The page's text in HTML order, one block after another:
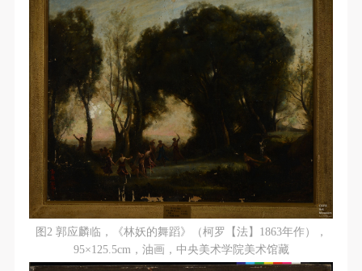
图2 郭应麟临，《林妖的舞蹈》（柯罗【法】1863年作），
95×125.5cm，油画，中央美术学院美术馆藏
有关规定，为明确肖像许可方（甲方）和使用方（乙
方）的权利义务关系，经双方友好协商，甲乙双方就
带有甲方肖像的作品的使用达成如下一致协议：
一、 一般约定
（1）、甲方为本协议中的肖像权人，自愿将自己的
肖像权许可乙方作符合本协议约定和法律规定的用
途。
（2）、乙方中央美术学院美术馆是一所具有标志
性、专业性、国际化的现代公共美术馆。中央美术学
院美术馆与时代同行，努力塑造一个开放、自由、学
术的空间氛围，竭诚与各单位、企业、机构、艺术家
和观众进行良好互动。以学院的学术研究为基础，积
有关规定，为明确肖像许可方（甲方）和使用方（乙
方）的权利义务关系，经双方友好协商，甲乙双方就
带有甲方肖像的作品的使用达成如下一致协议：
一、 一般约定
（1）、甲方为本协议中的肖像权人，自愿将自己的
肖像权许可乙方作符合本协议约定和法律规定的用
途。
（2）、乙方中央美术学院美术馆是一所具有标志
性、专业性、国际化的现代公共美术馆。中央美术学
院美术馆与时代同行，努力塑造一个开放、自由、学
术的空间氛围，竭诚与各单位、企业、机构、艺术家
和观众进行良好互动。以学院的学术研究为基础，积
有关规定，为明确肖像许可方（甲方）和使用方（乙
方）的权利义务关系，经双方友好协商，甲乙双方就
带有甲方肖像的作品的使用达成如下一致协议：
一、 一般约定
（1）、甲方为本协议中的肖像权人，自愿将自己的
肖像权许可乙方作符合本协议约定和法律规定的用
途。
（2）、乙方中央美术学院美术馆是一所具有标志
性、专业性、国际化的现代公共美术馆。中央美术学
院美术馆与时代同行，努力塑造一个开放、自由、学
术的空间氛围，竭诚与各单位、企业、机构、艺术家
和观众进行良好互动。以学院的学术研究为基础，积